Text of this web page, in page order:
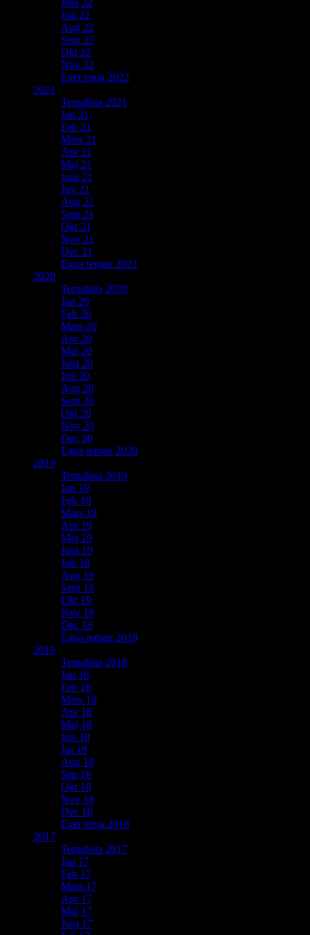
Juli 22
Aug 22
Sept 22
Okt 22
Nov 22
Eget tema 2022
2021
Temalista 2021
Jan 21
Feb 21
Mars 21
Apr 21
Maj 21
Juni 21
Juli 21
Aug 21
Sept 21
Okt 21
Nov 21
Dec 21
Egna teman 2021
2020
Temalista 2020
Jan 20
Feb 20
Mars 20
Apr 20
Maj 20
Juni 20
Juli 20
Aug 20
Sept 20
Okt 20
Nov 20
Dec 20
Egna teman 2020
2019
Temalista 2019
Jan 19
Feb 19
Mars 19
Apr 19
Maj 19
Juni 19
Juli 19
Aug 19
Sept 19
Okt 19
Nov 19
Dec 19
Egna teman 2019
2018
Temalista 2018
Jan 18
Feb 18
Mars 18
Apr 18
Maj 18
Jun 18
Jul 18
Aug 18
Sep 18
Okt 18
Nov 18
Dec 18
Eget tema 2018
2017
Temalista 2017
Jan 17
Feb 17
Mars 17
Apr 17
Maj 17
Juni 17